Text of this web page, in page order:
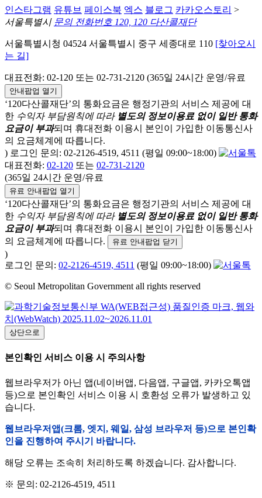
인스타그램 유튜브 페이스북 엑스 블로그 카카오스토리 >
서울특별시 문의 전화번호 120, 120 다산콜재단
서울특별시청 04524 서울특별시 중구 세종대로 110 [찾아오시
는 길]
대표전화: 02-120 또는 02-731-2120 (365일 24시간 운영/유료
안내팝업 열기
‘120다산콜재단’의 통화요금은 행정기관의 서비스 제공에 대
한 수익자 부담원칙에 따라 별도의 정보이용료 없이 일반 통화
요금이 부과되며 휴대전화 이용시 본인이 가입한 이동통신사
의 요금체계에 따릅니다.
) 로그인 문의: 02-2126-4519, 4511 (평일 09:00~18:00)
대표전화: 02-120 또는 02-731-2120
(365일 24시간 운영/유료
유료 안내팝업 열기
‘120다산콜재단’의 통화요금은 행정기관의 서비스 제공에 대
한 수익자 부담원칙에 따라 별도의 정보이용료 없이 일반 통화
요금이 부과되며 휴대전화 이용시 본인이 가입한 이동통신사
의 요금체계에 따릅니다.
유료 안내팝업 닫기
)
로그인 문의: 02-2126-4519, 4511 (평일 09:00~18:00)
© Seoul Metropolitan Government all rights reserved
상단으로
본인확인 서비스 이용 시 주의사항
웹브라우저가 아닌 앱(네이버앱, 다음앱, 구글앱, 카카오톡앱
등)으로 본인확인 서비스 이용 시 호환성 오류가 발생하고 있
습니다.
웹브라우저앱(크롬, 엣지, 웨일, 삼성 브라우저 등)으로 본인확
인을 진행하여 주시기 바랍니다.
해당 오류는 조속히 처리하도록 하겠습니다. 감사합니다.
※ 문의: 02-2126-4519, 4511